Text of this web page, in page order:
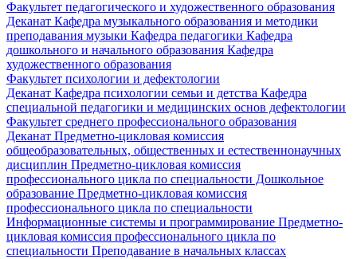
Факультет педагогического и художественного образования
Деканат Кафедра музыкального образования и методики
преподавания музыки Кафедра педагогики Кафедра
дошкольного и начального образования Кафедра
художественного образования
Факультет психологии и дефектологии
Деканат Кафедра психологии семьи и детства Кафедра
специальной педагогики и медицинских основ дефектологии
Факультет среднего профессионального образования
Деканат Предметно-цикловая комиссия
общеобразовательных, общественных и естественнонаучных
дисциплин Предметно-цикловая комиссия
профессионального цикла по специальности Дошкольное
образование Предметно-цикловая комиссия
профессионального цикла по специальности
Информационные системы и программирование Предметно-
цикловая комиссия профессионального цикла по
специальности Преподавание в начальных классах